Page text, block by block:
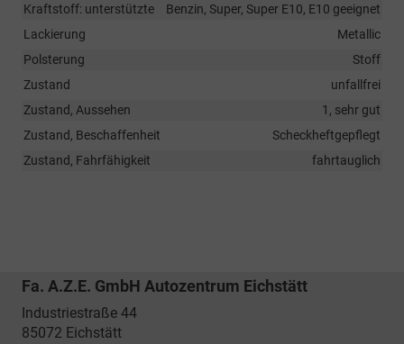
Kraftstoff: unterstützte
Benzin, Super, Super E10, E10 geeignet
Lackierung
Metallic
Polsterung
Stoff
Zustand
unfallfrei
Zustand, Aussehen
1, sehr gut
Zustand, Beschaffenheit
Scheckheftgepflegt
Zustand, Fahrfähigkeit
fahrtauglich
Fa. A.Z.E. GmbH Autozentrum Eichstätt
Industriestraße 44
85072 Eichstätt